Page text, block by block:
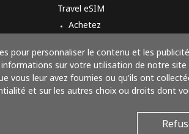
pour personnaliser le contenu et les
sur votre utilisation de notre
vous leur avez fournies ou qu'ils ont
et sur les autres choix ou droits dont
Travel eSIM
Achetez